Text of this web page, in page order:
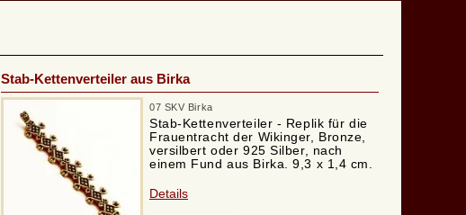
Stab-Kettenverteiler aus Birka
07 SKV Birka
Stab-Kettenverteiler - Replik für die
Frauentracht der Wikinger, Bronze,
versilbert oder 925 Silber, nach
einem Fund aus Birka. 9,3 x 1,4 cm.
Details